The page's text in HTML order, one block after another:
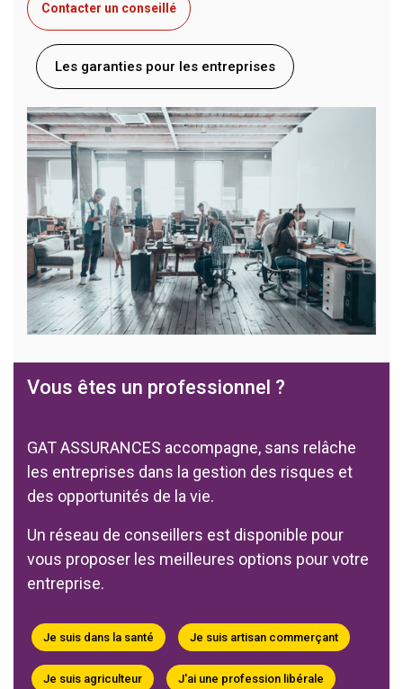
Contacter un conseillé
Les garanties pour les entreprises
Vous êtes un professionnel ?
GAT ASSURANCES accompagne, sans relâche
les entreprises dans la gestion des risques et
des opportunités de la vie.
Un réseau de conseillers est disponible pour
vous proposer les meilleures options pour votre
entreprise.
Je suis dans la santé Je suis artisan commerçant
Je suis agriculteur J'ai une profession libérale